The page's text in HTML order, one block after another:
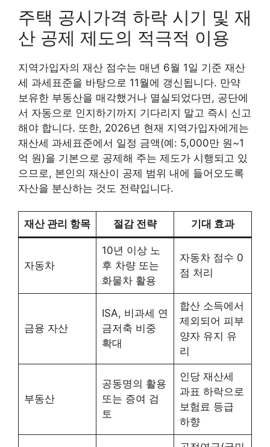
주택 공시가격 하락 시기 및 재
산 공제 제도의 적극적 이용
지역가입자의 재산 점수는 매년 6월 1일 기준 재산
세 과세표준을 바탕으로 11월에 갱신됩니다. 만약
보유한 부동산을 매각했거나 멸실되었다면, 공단에
서 자동으로 인지하기까지 기다리지 말고 즉시 신고
해야 합니다. 또한, 2026년 현재 지역가입자에게는
재산세 과세표준에서 일정 금액(예: 5,000만 원~1
억 원)을 기본으로 공제해 주는 제도가 시행되고 있
으므로, 본인의 재산이 공제 범위 내에 들어오도록
자산을 분산하는 것도 전략입니다.
재산 관리 항목 절감 전략 기대 효과
자동차
10년 이상 노
후 차량 또는
화물차 활용
자동차 점수 0
점 처리
금융 자산
ISA, 비과세 연
금저축 비중
확대
합산 소득에서
제외되어 피부
양자 유지 유
리
부동산
공동명의 활용
또는 증여 검
토
인당 재산세
과표 하락으로
보험료 등급
하향